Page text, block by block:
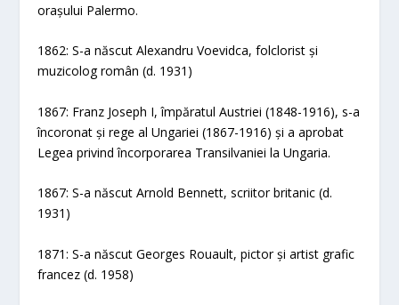
orașului Palermo.
1862: S-a născut Alexandru Voevidca, folclorist și
muzicolog român (d. 1931)
1867: Franz Joseph I, împăratul Austriei (1848-1916), s-a
încoronat și rege al Ungariei (1867-1916) și a aprobat
Legea privind încorporarea Transilvaniei la Ungaria.
1867: S-a născut Arnold Bennett, scriitor britanic (d.
1931)
1871: S-a născut Georges Rouault, pictor și artist grafic
francez (d. 1958)